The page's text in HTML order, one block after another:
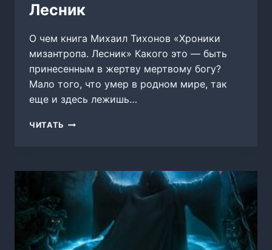
Лесник
О чем книга Михаил Тихонов «Хроники
мизантропа. Лесник» Какого это — быть
принесенным в жертву мертвому богу?
Мало того, что умер в родном мире, так
еще и здесь лежишь…
ЧИТАТЬ ХРОНИКИ